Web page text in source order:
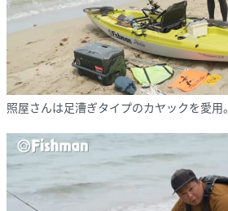
照屋さんは足漕ぎタイプのカヤックを愛用。